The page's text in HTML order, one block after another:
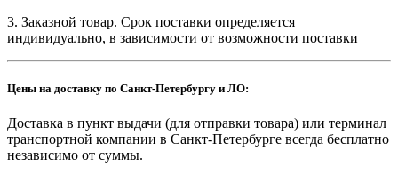
3. Заказной товар. Срок поставки определяется
индивидуально, в зависимости от возможности поставки
Цены на доставку по Санкт-Петербургу и ЛО:
Доставка в пункт выдачи (для отправки товара) или терминал
транспортной компании в Санкт-Петербурге всегда бесплатно
независимо от суммы.